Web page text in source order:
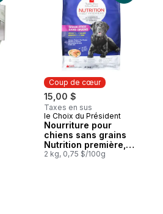
Coup de cœur
15,00 $
Taxes en sus
Coup de cœur
le Choix du Président
Nourriture pour
chiens sans grains
Nutrition première,
saumon, pommes de
2 kg, 0,75 $/100g